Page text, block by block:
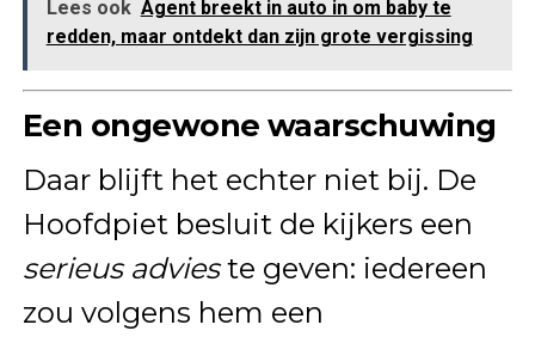
Lees ook Agent breekt in auto in om baby te
redden, maar ontdekt dan zijn grote vergissing
Een ongewone waarschuwing
Daar blijft het echter niet bij. De
Hoofdpiet besluit de kijkers een
serieus advieste geven: iedereen
zou volgens hem een